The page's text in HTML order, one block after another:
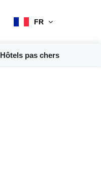
FR
Hôtels pas chers